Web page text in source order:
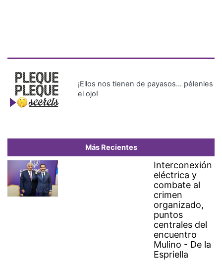
¡Ellos nos tienen de payasos… pélenles
el ojo!
Más Recientes
Interconexión
eléctrica y
combate al
crimen
organizado,
puntos
centrales del
encuentro
Mulino - De la
Espriella